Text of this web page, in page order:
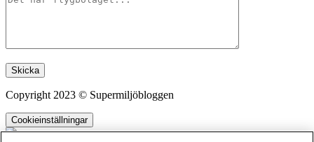
Lämna detta fält tomt.
Copyright 2023 © Supermiljöbloggen
Cookieinställningar